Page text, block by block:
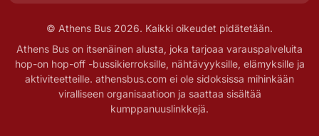
© Athens Bus 2026. Kaikki oikeudet pidätetään.
Athens Bus on itsenäinen alusta, joka tarjoaa varauspalveluita
hop-on hop-off -bussikierroksille, nähtävyyksille, elämyksille ja
aktiviteetteille. athensbus.com ei ole sidoksissa mihinkään
viralliseen organisaatioon ja saattaa sisältää
kumppanuuslinkkejä.